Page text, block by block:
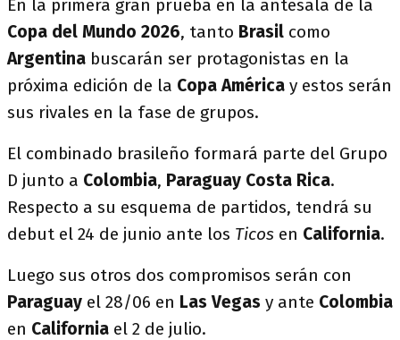
En la primera gran prueba en la antesala de la
Copa del Mundo 2026, tanto Brasil como
Argentina buscarán ser protagonistas en la
próxima edición de la Copa América y estos serán
sus rivales en la fase de grupos.
El combinado brasileño formará parte del Grupo
D junto a Colombia, Paraguay Costa Rica.
Respecto a su esquema de partidos, tendrá su
debut el 24 de junio ante los Ticos en California.
Luego sus otros dos compromisos serán con
Paraguay el 28/06 en Las Vegas y ante Colombia
en California el 2 de julio.